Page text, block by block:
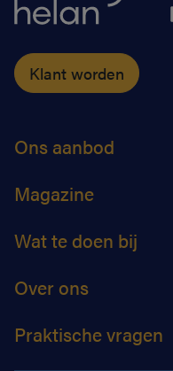
Klant worden
Ons aanbod
Magazine
Wat te doen bij
Over ons
Praktische vragen